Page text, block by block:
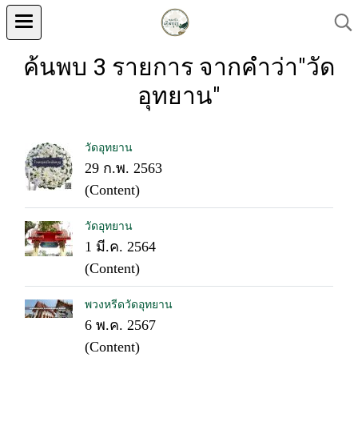
ค้นพบ 3 รายการ จากคำว่า"วัด
อุทยาน"
วัดอุทยาน
29 ก.พ. 2563
(Content)
วัดอุทยาน
1 มี.ค. 2564
(Content)
พวงหรีดวัดอุทยาน
6 พ.ค. 2567
(Content)